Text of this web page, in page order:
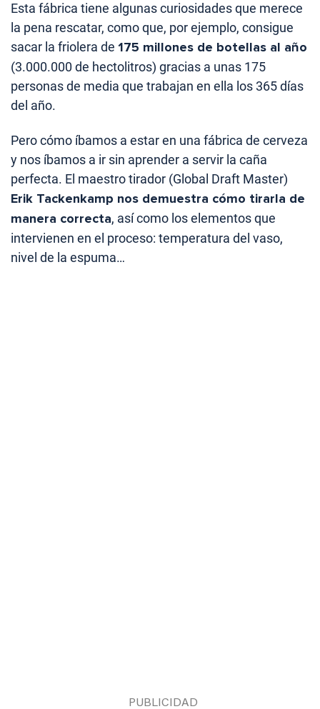
Esta fábrica tiene algunas curiosidades que merece
la pena rescatar, como que, por ejemplo, consigue
sacar la friolera de 175 millones de botellas al año
(3.000.000 de hectolitros) gracias a unas 175
personas de media que trabajan en ella los 365 días
del año.
Pero cómo íbamos a estar en una fábrica de cerveza
y nos íbamos a ir sin aprender a servir la caña
perfecta. El maestro tirador (Global Draft Master)
Erik Tackenkamp nos demuestra cómo tirarla de
manera correcta, así como los elementos que
intervienen en el proceso: temperatura del vaso,
nivel de la espuma…